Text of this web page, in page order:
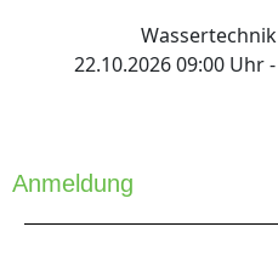
22.10.2026 09:00 Uhr
Anmeldung